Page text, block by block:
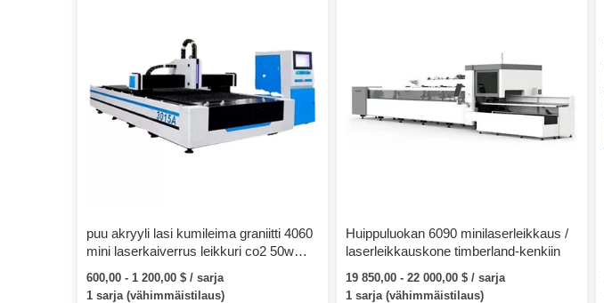
puu akryyli lasi kumileima graniitti 4060
mini laserkaiverrus leikkuri co2 50w
60w 80w 100w laserkaiverrusleikkuri
600,00 - 1 200,00 $ / sarja
1 sarja (vähimmäistilaus)
Huippuluokan 6090 minilaserleikkaus /
laserleikkauskone timberland-kenkiin
19 850,00 - 22 000,00 $ / sarja
1 sarja (vähimmäistilaus)